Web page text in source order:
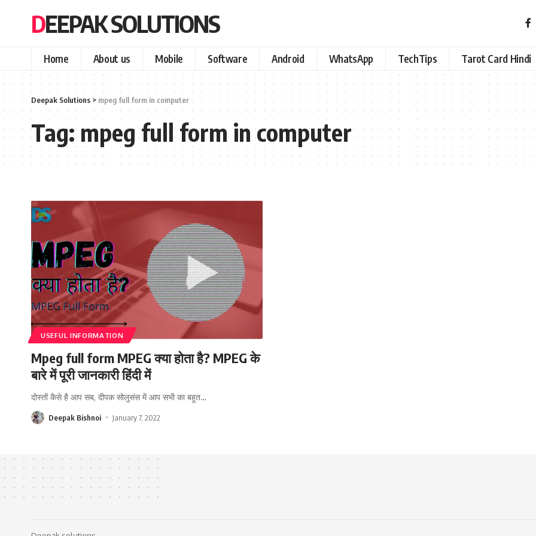
DEEPAK SOLUTIONS
Home About us Mobile Software Android WhatsApp TechTips Tarot Card Hindi
Deepak Solutions > mpeg full form in computer
Tag:mpeg full form in computer
USEFUL INFORMATION
Mpeg full form MPEG क्या होता है? MPEG के
बारे में पूरी जानकारी हिंदी में
दोस्तों कैसे है आप सब, दीपक सोलुसंस में आप सभी का बहूत…
Deepak Bishnoi January 7, 2022